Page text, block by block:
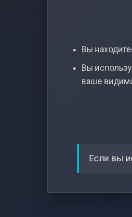
Вы
Вы
ваше
Если вы